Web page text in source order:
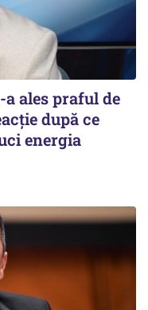
a ales praful de
după ce
energia